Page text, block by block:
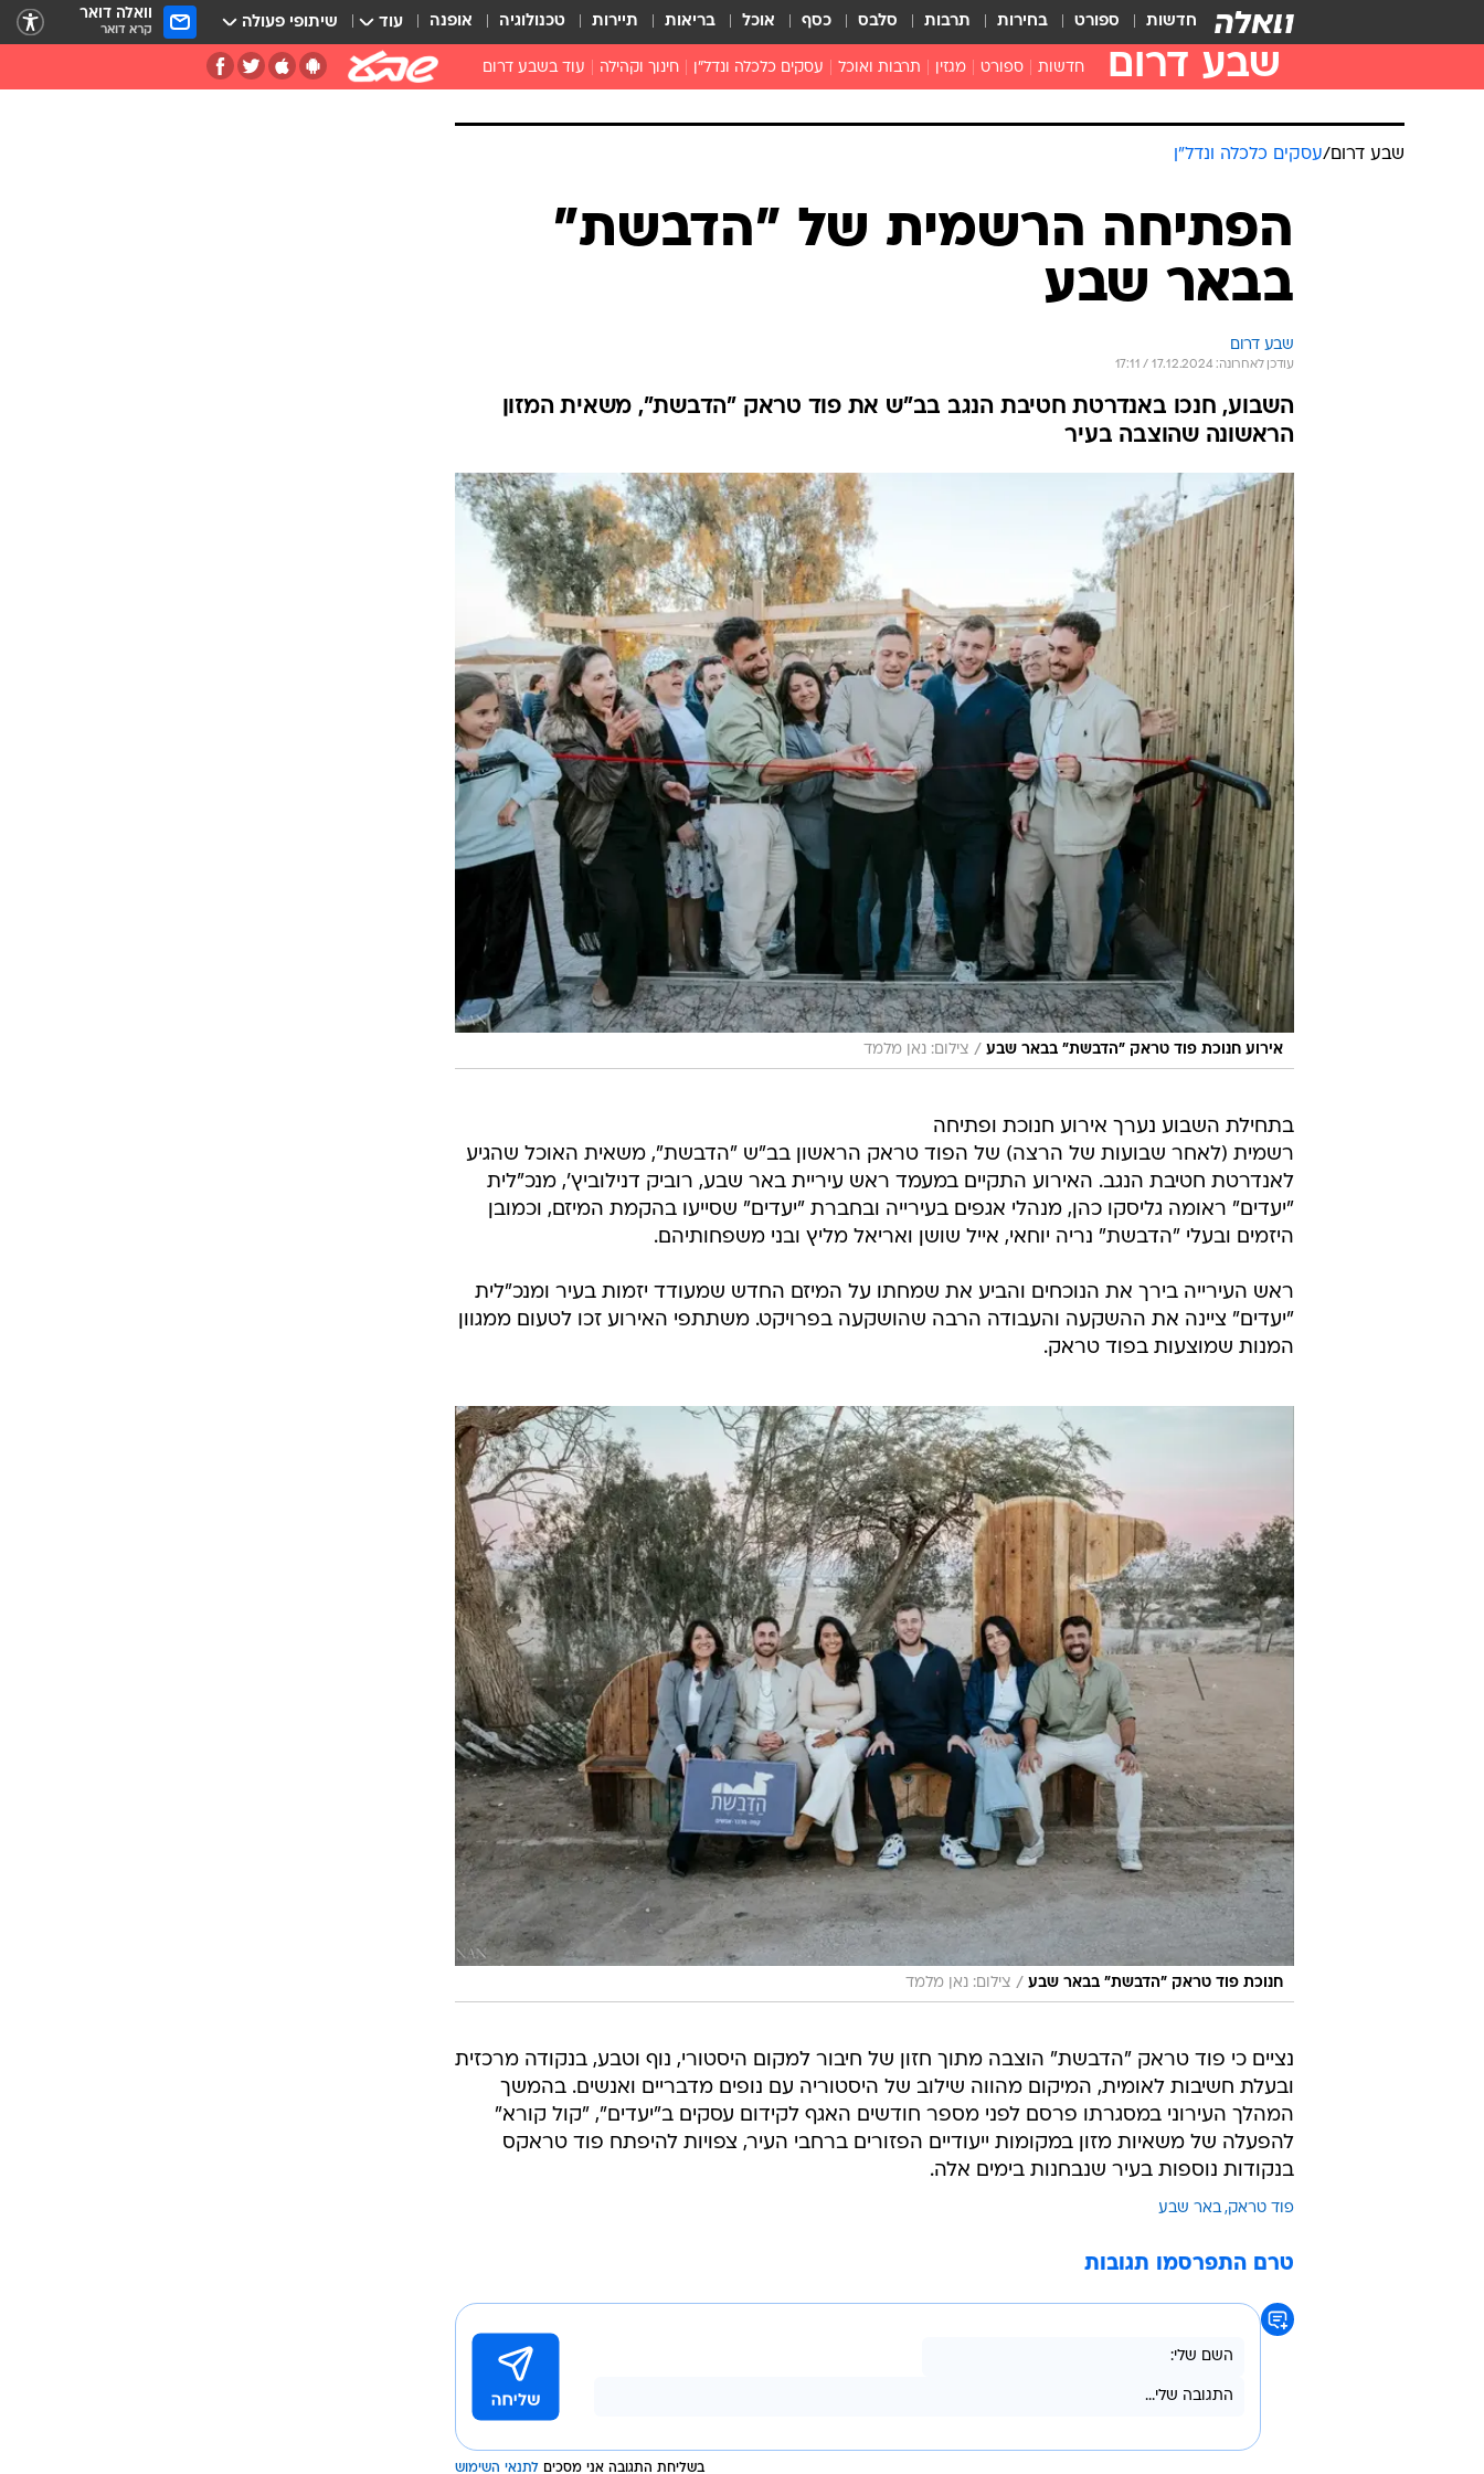
חדשות ספורט בחירות תרבות סלבס כסף אוכל בריאות תיירות טכנולוגיה אופנה עוד שיתופי פעולה וואלה דואר
קרא דואר
שבע דרום חדשות ספורט מגזין תרבות ואוכל עסקים כלכלה ונדל"ן חינוך וקהילה עוד בשבע דרום
שבע דרום/עסקים כלכלה ונדל"ן
הפתיחה הרשמית של "הדבשת"
בבאר שבע
שבע דרום
עודכן לאחרונה: 17.12.2024 / 17:11
השבוע, חנכו באנדרטת חטיבת הנגב בב"ש את פוד טראק "הדבשת", משאית המזון
הראשונה שהוצבה בעיר
אירוע חנוכת פוד טראק ״הדבשת״ בבאר שבע / צילום: נאן מלמד
בתחילת השבוע נערך אירוע חנוכת ופתיחה
רשמית (לאחר שבועות של הרצה) של הפוד טראק הראשון בב"ש "הדבשת", משאית האוכל שהגיע
לאנדרטת חטיבת הנגב. האירוע התקיים במעמד ראש עיריית באר שבע, רוביק דנילוביץ', מנכ"לית
"יעדים" ראומה גליסקו כהן, מנהלי אגפים בעירייה ובחברת "יעדים" שסייעו בהקמת המיזם, וכמובן
היזמים ובעלי "הדבשת" נריה יוחאי, אייל שושן ואריאל מליץ ובני משפחותיהם.
ראש העירייה בירך את הנוכחים והביע את שמחתו על המיזם החדש שמעודד יזמות בעיר ומנכ"לית
"יעדים" ציינה את ההשקעה והעבודה הרבה שהושקעה בפרויקט. משתתפי האירוע זכו לטעום ממגוון
המנות שמוצעות בפוד טראק.
חנוכת פוד טראק ״הדבשת״ בבאר שבע / צילום: נאן מלמד
נציים כי פוד טראק "הדבשת" הוצבה מתוך חזון של חיבור למקום היסטורי, נוף וטבע, בנקודה מרכזית
ובעלת חשיבות לאומית, המיקום מהווה שילוב של היסטוריה עם נופים מדבריים ואנשים. בהמשך
המהלך העירוני במסגרתו פרסם לפני מספר חודשים האגף לקידום עסקים ב"יעדים", "קול קורא"
להפעלה של משאיות מזון במקומות ייעודיים הפזורים ברחבי העיר, צפויות להיפתח פוד טראקס
בנקודות נוספות בעיר שנבחנות בימים אלה.
פוד טראק באר שבע
טרם התפרסמו תגובות
בשליחת התגובה אני מסכים לתנאי השימוש